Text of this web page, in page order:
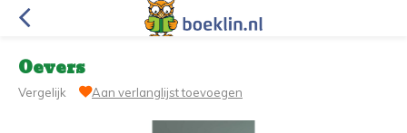
Oevers
Vergelijk Aan verlanglijst toevoegen